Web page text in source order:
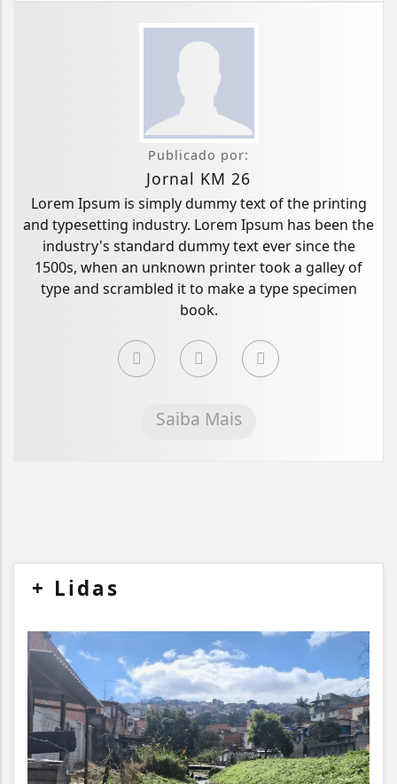
Publicado por:
Jornal KM 26
Lorem Ipsum is simply dummy text of the printing
and typesetting industry. Lorem Ipsum has been the
industry's standard dummy text ever since the
1500s, when an unknown printer took a galley of
type and scrambled it to make a type specimen
book.
Saiba Mais
+ Lidas